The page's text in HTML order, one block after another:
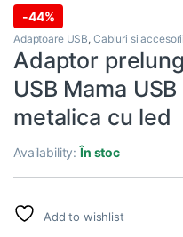
-44%
Adaptoare USB, Cabluri si accesorii
Adaptor
USB Mama
metalica cu led
Availability:În stoc
Add to wishlist